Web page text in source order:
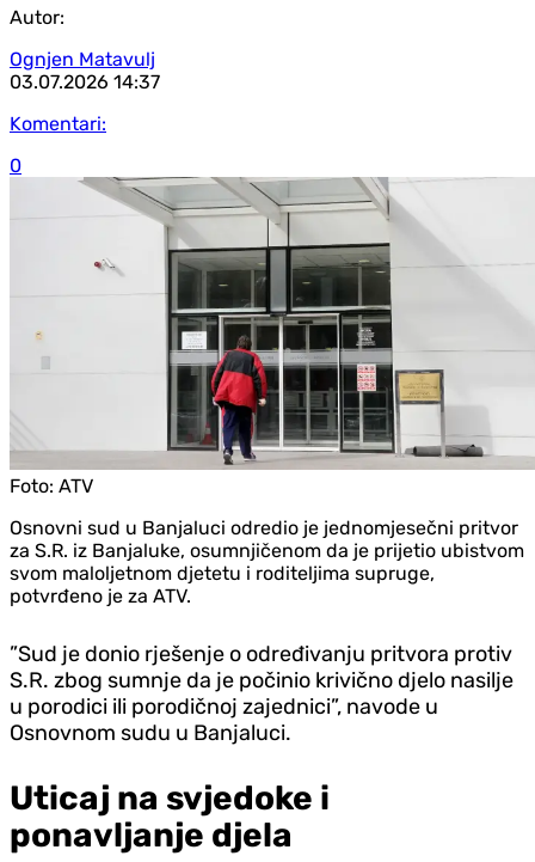
Autor:
Ognjen Matavulj
03.07.2026 14:37
Komentari:
0
Foto: ATV
Osnovni sud u Banjaluci odredio je jednomjesečni pritvor
za S.R. iz Banjaluke, osumnjičenom da je prijetio ubistvom
svom maloljetnom djetetu i roditeljima supruge,
potvrđeno je za ATV.
”Sud je donio rješenje o određivanju pritvora protiv
S.R. zbog sumnje da je počinio krivično djelo nasilje
u porodici ili porodičnoj zajednici”, navode u
Osnovnom sudu u Banjaluci.
Uticaj na svjedoke i
ponavljanje djela